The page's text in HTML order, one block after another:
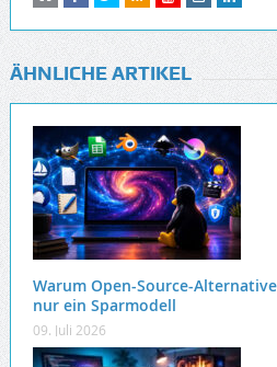
ÄHNLICHE ARTIKEL
Warum Open-Source-
nur ein Sparmodell
09. Juli 2026